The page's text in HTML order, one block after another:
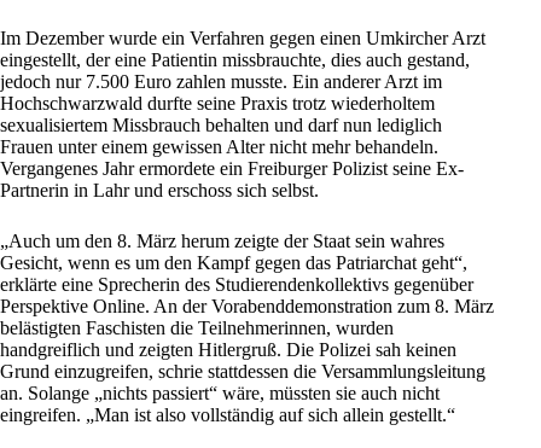
Im Dezember wurde ein Verfahren gegen einen Umkircher Arzt
eingestellt, der eine Patientin missbrauchte, dies auch gestand,
jedoch nur 7.500 Euro zahlen musste. Ein anderer Arzt im
Hochschwarzwald durfte seine Praxis trotz wiederholtem
sexualisiertem Missbrauch behalten und darf nun lediglich
Frauen unter einem gewissen Alter nicht mehr behandeln.
Vergangenes Jahrermordete ein Freiburger Polizist seine Ex-
Partnerin in Lahrund erschoss sich selbst.
„Auch um den 8. März herum zeigte der Staat sein wahres
Gesicht, wenn es um den Kampf gegen das Patriarchat geht“,
erklärte eine Sprecherin des Studierendenkollektivs gegenüber
Perspektive Online. An der Vorabenddemonstration zum 8. März
belästigten Faschisten die Teilnehmerinnen, wurden
handgreiflich und zeigten Hitlergruß. Die Polizei sah keinen
Grund einzugreifen, schrie stattdessen die Versammlungsleitung
an. Solange „nichts passiert“ wäre, müssten sie auch nicht
eingreifen. „Man ist also vollständig auf sich allein gestellt.“